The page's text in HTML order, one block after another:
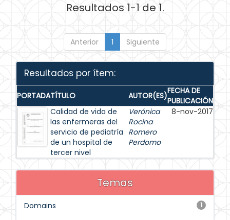
Resultados 1-1 de 1.
Anterior 1 Siguiente
Resultados por ítem:
PORTADATÍTULO AUTOR(ES)FECHA DE
PUBLICACIÓN
Calidad de vida de
las enfermeras del
servicio de pediatría
de un hospital de
tercer nivel
Verónica
Rocina
Romero
Perdomo
8-nov-2017
Temas
1
Domains